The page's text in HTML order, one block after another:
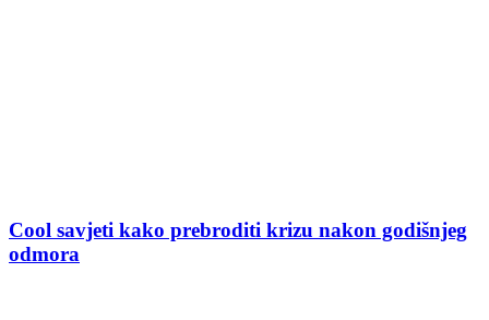
Cool savjeti kako prebroditi krizu nakon godišnjeg
odmora